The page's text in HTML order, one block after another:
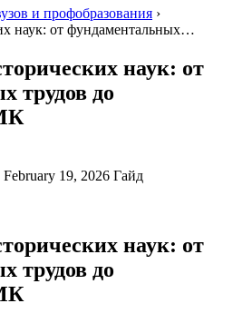
и профобразования ›
наук: от фундаментальных…
наук: от
трудов до
February 19, 2026 Гайд
наук: от
трудов до